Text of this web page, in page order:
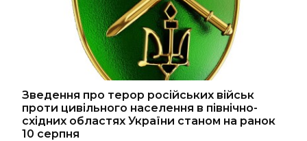
Зведення про терор російських військ
проти цивільного населення в північно-
східних областях України станом на ранок
10 серпня